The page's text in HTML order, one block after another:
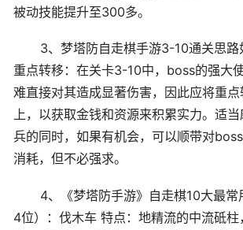
被动技能提升至300多。
3、梦塔防自走棋手游3-10通关思路
重点转移：在关卡3-10中，boss的强大
难直接对其造成显著伤害，因此应将重
上，以获取金钱和资源来积累实力。适
兵的同时，如果有机会，可以顺带对
消耗，但不必强求。
4、《梦塔防手游》自走棋10大最
4位）：伐木车 特点：地精流的中流砥